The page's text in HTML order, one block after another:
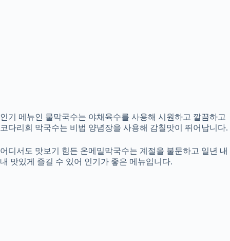
인기 메뉴인 물막국수는 야채육수를 사용해 시원하고 깔끔하고
코다리회 막국수는 비법 양념장을 사용해 감칠맛이 뛰어납니다.
어디서도 맛보기 힘든 온메밀막국수는 계절을 불문하고 일년 내
내 맛있게 즐길 수 있어 인기가 좋은 메뉴입니다.